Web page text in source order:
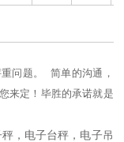
问题。 简单的沟通，
来定！毕胜的承诺就是
，电子台秤，电子吊